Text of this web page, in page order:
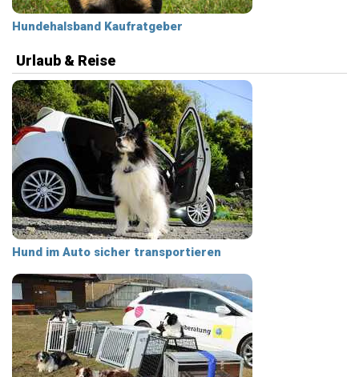
Hundehalsband Kaufratgeber
Urlaub & Reise
Hund im Auto sicher transportieren